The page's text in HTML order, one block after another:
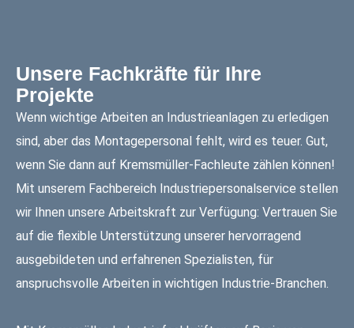
Unsere Fachkräfte für Ihre
Projekte
Wenn wichtige Arbeiten an Industrieanlagen zu erledigen
sind, aber das Montagepersonal fehlt, wird es teuer. Gut,
wenn Sie dann auf Kremsmüller-Fachleute zählen können!
Mit unserem Fachbereich Industriepersonalservice stellen
wir Ihnen unsere Arbeitskraft zur Verfügung: Vertrauen Sie
auf die flexible Unterstützung unserer hervorragend
ausgebildeten und erfahrenen Spezialisten, für
anspruchsvolle Arbeiten in wichtigen Industrie-Branchen.